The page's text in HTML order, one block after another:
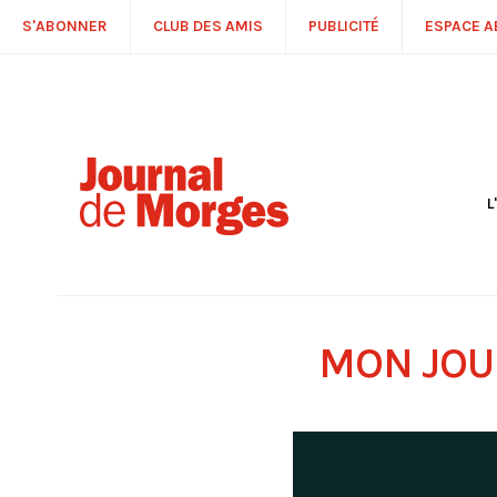
S'ABONNER CLUB DES AMIS PUBLICITÉ ESPACE
MON